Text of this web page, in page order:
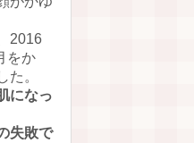
2016
をか
た。
になっ
失敗で